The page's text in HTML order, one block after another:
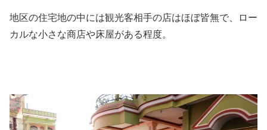
地区の住宅地の中には観光客相手の店はほぼ皆無で、ロー
カルな小さな商店や床屋がある程度。